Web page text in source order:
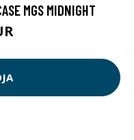
MGS MIDNIGHT